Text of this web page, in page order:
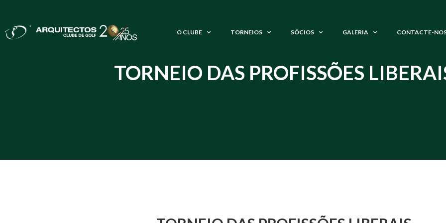
O CLUBE TORNEIOS SÓCIOS GALERIA CONTACTE-
TORNEIO DAS PROFISSÕES